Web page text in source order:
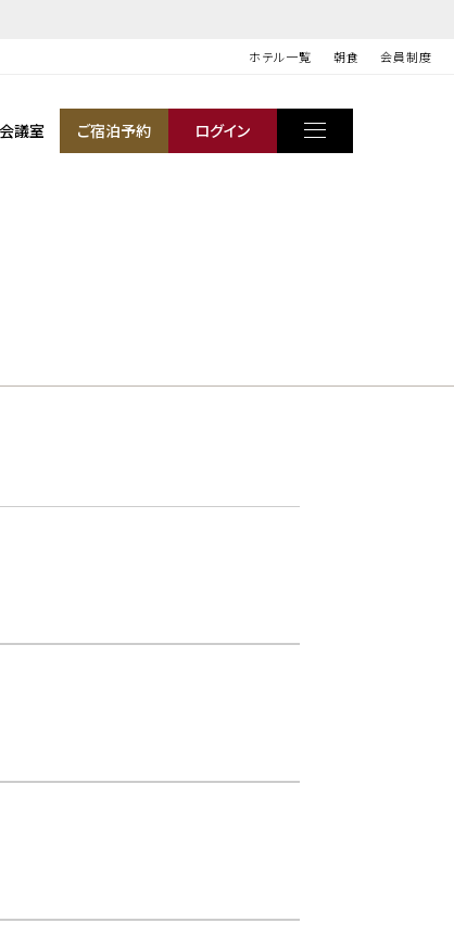
ホテル一覧 朝食 会員制度
会議室 ご宿泊予約 ログイン